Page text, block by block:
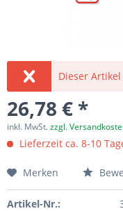
Dieser
26,78 € *
inkl. MwSt.zzgl.
Lieferzeit ca. 8-10
Merken
Artikel-Nr.: